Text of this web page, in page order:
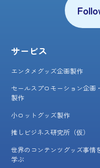
サービス
エンタメグッズ企画製作
セールスプロモーション企画・
製作
小ロットグッズ製作
推しビジネス研究所（仮）
世界のコンテンツグッズ事情
学ぶ